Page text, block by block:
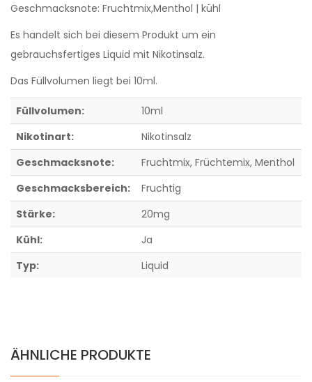
Geschmacksnote: Fruchtmix,Menthol | kühl
Es handelt sich bei diesem Produkt um ein
gebrauchsfertiges Liquid mit Nikotinsalz.
Das Füllvolumen liegt bei 10ml.
Füllvolumen:
10ml
Nikotinart:
Nikotinsalz
Geschmacksnote:
Fruchtmix, Früchtemix, Menthol
Geschmacksbereich:
Fruchtig
Stärke:
20mg
Kühl:
Ja
Typ:
Liquid
ÄHNLICHE PRODUKTE